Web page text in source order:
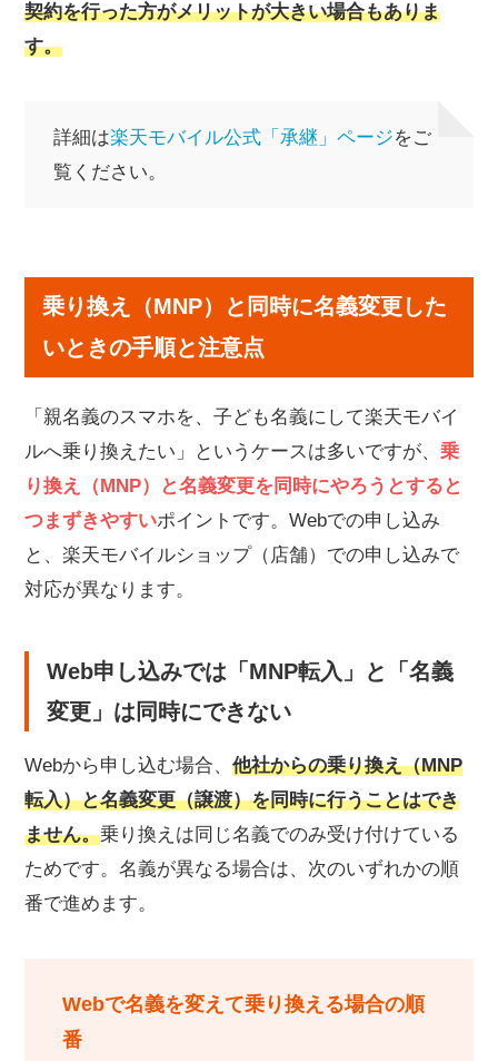
契約を行った方がメリットが大きい場合もありま
す。
詳細は楽天モバイル公式「承継」ページをご
覧ください。
乗り換え（MNP）と同時に名義変更した
いときの手順と注意点
「親名義のスマホを、子ども名義にして楽天モバイ
ルへ乗り換えたい」というケースは多いですが、 乗
り換え（MNP）と名義変更を同時にやろうとすると
つまずきやすいポイントです。Webでの申し込み
と、楽天モバイルショップ（店舗）での申し込みで
対応が異なります。
Web申し込みでは「MNP転入」と「名義
変更」は同時にできない
Webから申し込む場合、 他社からの乗り換え（MNP
転入）と名義変更（譲渡）を同時に行うことはでき
ません。乗り換えは同じ名義でのみ受け付けている
ためです。名義が異なる場合は、次のいずれかの順
番で進めます。
Webで名義を変えて乗り換える場合の順
番